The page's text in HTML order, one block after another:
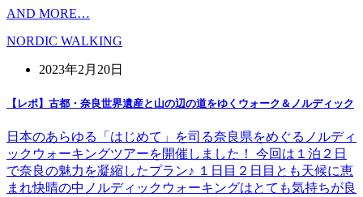
AND MORE…
NORDIC WALKING
2023年2月20日
【レポ】古都・奈良世界遺産と山の辺の道をゆくウォーク＆ノルディック
日本のあらゆる「はじめて」を司る奈良県をめぐるノルディ
ックウォーキングツアーを開催しました！ 今回は１泊２日
で奈良の魅力を凝縮したプラン♪ １日目２日目とも天候に恵
まれ快晴の中ノルディックウォーキングはとても気持ちが良